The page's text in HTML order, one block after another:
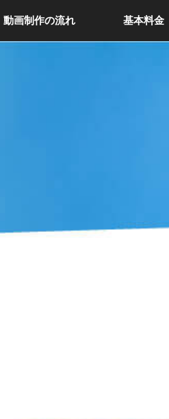
動画制作の流れ 基本料金